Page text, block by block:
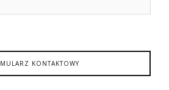
KONTAKTOWY